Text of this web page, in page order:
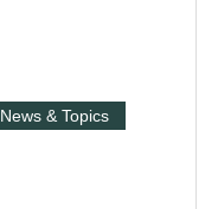
News & Topics